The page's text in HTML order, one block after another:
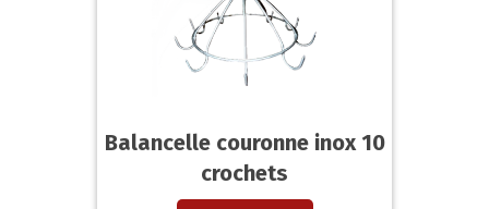
Balancelle couronne inox 10
crochets